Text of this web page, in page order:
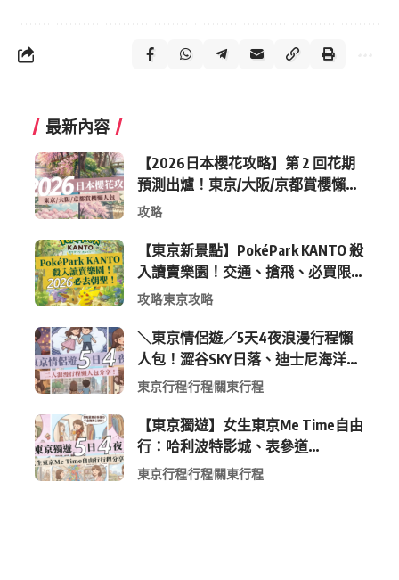
最新內容
【2026日本櫻花攻略】第 2 回花期
預測出爐！東京/大阪/京都賞櫻懶人
包 (附最新時間表)
攻略
【東京新景點】PokéPark KANTO 殺
入讀賣樂園！交通、搶飛、必買限
定周邊全攻略
攻略東京攻略
＼東京情侶遊／5天4夜浪漫行程懶
人包！澀谷SKY日落、迪士尼海洋、
中目黑高質感咖啡廳全收錄
東京行程行程關東行程
【東京獨遊】女生東京Me Time自由
行：哈利波特影城、表參道
Shopping 與下北澤尋寶5日4夜慢活
東京行程行程關東行程